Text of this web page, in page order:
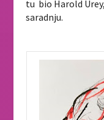
tu bio Harold
saradnju.